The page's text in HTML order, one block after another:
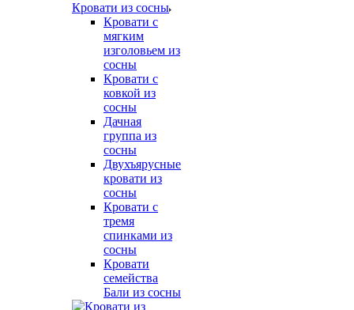
Кровати из сосны
Кровати с
мягким
изголовьем из
сосны
Кровати с
ковкой из
сосны
Дачная
группа из
сосны
Двухъярусные
кровати из
сосны
Кровати с
тремя
спинками из
сосны
Кровати
семейства
Бали из сосны